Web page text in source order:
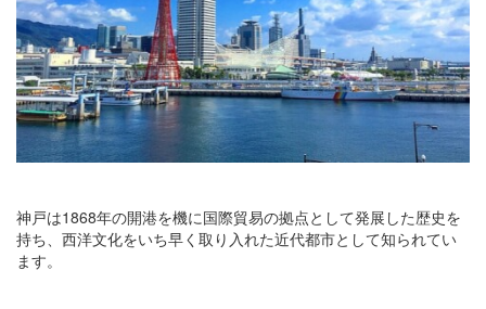
神戸は1868年の開港を機に国際貿易の拠点として発展した歴史を
持ち、西洋文化をいち早く取り入れた近代都市として知られてい
ます。